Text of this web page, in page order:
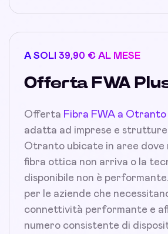
A SOLI 39,90 € AL MESE
Offerta FWA
Offerta Fibra FWA a Otranto
adatta ad imprese e
Otranto ubicate in aree dove
fibra ottica non arriva o la
disponibile non è
per le aziende che
connettività performante e
numero consistente di